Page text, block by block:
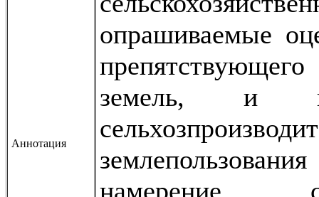
Аннотация
опрашиваемые
земель, и
намерение